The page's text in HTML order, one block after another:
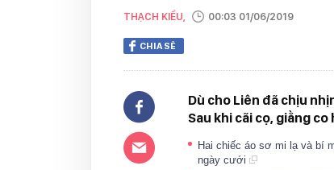
THẠCH KIỀU, 00:03 01/06/2019
CHIA SẺ
Dù cho Liên đã chịu
Sau khi cãi cọ, giằng
Hai chiếc áo sơ mi lạ và bí
ngày cưới